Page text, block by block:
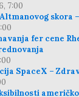
7:00
skora –
fer cene
SpaceX –